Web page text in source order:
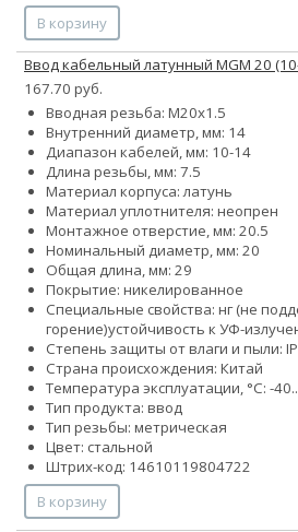
В корзину
Ввод кабельный латунный МGM 20
167.70 руб.
Вводная резьба: M20x1.5
Внутренний диаметр, мм: 14
Диапазон кабелей, мм: 10-14
Длина резьбы, мм: 7.5
Материал корпуса: латунь
Материал уплотнителя: неопрен
Монтажное отверстие, мм: 20.5
Номинальный диаметр, мм: 20
Общая длина, мм: 29
Покрытие: никелированное
Специальные свойства: нг (не
горение)устойчивость к УФ-
Степень защиты от влаги и пыли:
Страна происхождения: Китай
Температура эксплуатации, °С: -
Тип продукта: ввод
Тип резьбы: метрическая
Цвет: стальной
Штрих-код: 14610119804722
В корзину